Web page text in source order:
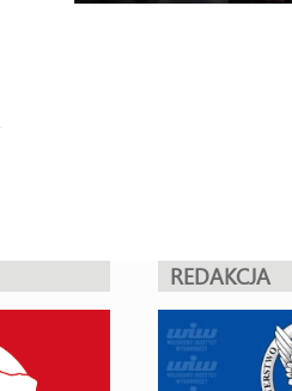
REDAKCJA